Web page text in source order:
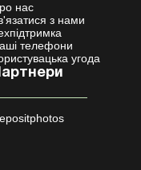
нас
з нами
телефони
угода